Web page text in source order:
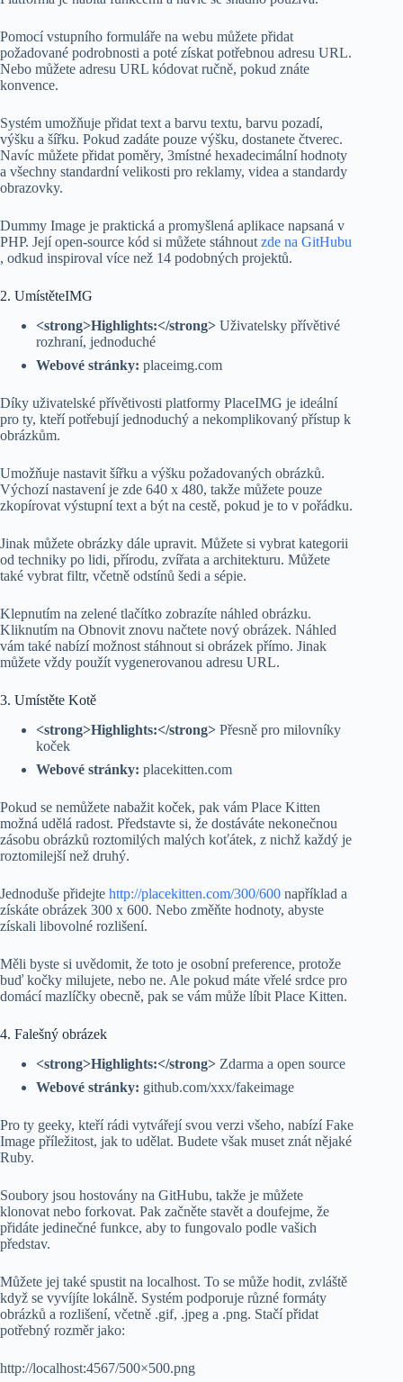
Pomocí vstupního formuláře na webu můžete přidat
požadované podrobnosti a poté získat potřebnou adresu URL.
Nebo můžete adresu URL kódovat ručně, pokud znáte
konvence.
Systém umožňuje přidat text a barvu textu, barvu pozadí,
výšku a šířku. Pokud zadáte pouze výšku, dostanete čtverec.
Navíc můžete přidat poměry, 3místné hexadecimální hodnoty
a všechny standardní velikosti pro reklamy, videa a standardy
obrazovky.
Dummy Image je praktická a promyšlená aplikace napsaná v
PHP. Její open-source kód si můžete stáhnout zde na GitHubu
, odkud inspiroval více než 14 podobných projektů.
2. UmístěteIMG
<strong>Highlights:</strong> Uživatelsky přívětivé
rozhraní, jednoduché
Webové stránky: placeimg.com
Díky uživatelské přívětivosti platformy PlaceIMG je ideální
pro ty, kteří potřebují jednoduchý a nekomplikovaný přístup k
obrázkům.
Umožňuje nastavit šířku a výšku požadovaných obrázků.
Výchozí nastavení je zde 640 x 480, takže můžete pouze
zkopírovat výstupní text a být na cestě, pokud je to v pořádku.
Jinak můžete obrázky dále upravit. Můžete si vybrat kategorii
od techniky po lidi, přírodu, zvířata a architekturu. Můžete
také vybrat filtr, včetně odstínů šedi a sépie.
Klepnutím na zelené tlačítko zobrazíte náhled obrázku.
Kliknutím na Obnovit znovu načtete nový obrázek. Náhled
vám také nabízí možnost stáhnout si obrázek přímo. Jinak
můžete vždy použít vygenerovanou adresu URL.
3. Umístěte Kotě
<strong>Highlights:</strong> Přesně pro milovníky
koček
Webové stránky: placekitten.com
Pokud se nemůžete nabažit koček, pak vám Place Kitten
možná udělá radost. Představte si, že dostáváte nekonečnou
zásobu obrázků roztomilých malých koťátek, z nichž každý je
roztomilejší než druhý.
Jednoduše přidejte http://placekitten.com/300/600 například a
získáte obrázek 300 x 600. Nebo změňte hodnoty, abyste
získali libovolné rozlišení.
Měli byste si uvědomit, že toto je osobní preference, protože
buď kočky milujete, nebo ne. Ale pokud máte vřelé srdce pro
domácí mazlíčky obecně, pak se vám může líbit Place Kitten.
4. Falešný obrázek
<strong>Highlights:</strong> Zdarma a open source
Webové stránky: github.com/xxx/fakeimage
Pro ty geeky, kteří rádi vytvářejí svou verzi všeho, nabízí Fake
Image příležitost, jak to udělat. Budete však muset znát nějaké
Ruby.
Soubory jsou hostovány na GitHubu, takže je můžete
klonovat nebo forkovat. Pak začněte stavět a doufejme, že
přidáte jedinečné funkce, aby to fungovalo podle vašich
představ.
Můžete jej také spustit na localhost. To se může hodit, zvláště
když se vyvíjíte lokálně. Systém podporuje různé formáty
obrázků a rozlišení, včetně .gif, .jpeg a .png. Stačí přidat
potřebný rozměr jako:
http://localhost:4567/500×500.png